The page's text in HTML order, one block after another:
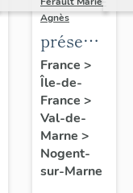
Agnès
de la
commune
de
Nogent-
sur-
Marne
France >
Île-de-
France >
Val-de-
Marne >
Nogent-
sur-Marne